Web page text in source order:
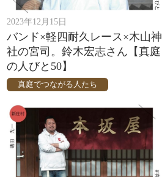
2023年12月15日
バンド×軽四耐久レース×木山神
社の宮司。鈴木宏志さん【真庭
の人びと50】
真庭でつながる人たち